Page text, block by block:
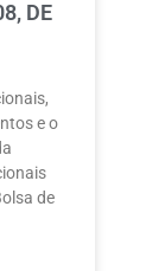
DE
e o
de